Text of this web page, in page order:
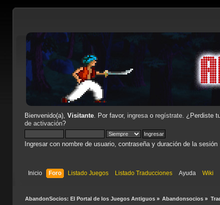
Bienvenido(a), Visitante. Por favor, ingresao regístrate. ¿Perdiste
de activación?
Ingresar con nombre de usuario, contraseña y duración de la sesión
Inicio Foro Listado Juegos Listado Traducciones Ayuda Wiki
AbandonSocios: El Portal de los Juegos Antiguos» Abandonsocios »